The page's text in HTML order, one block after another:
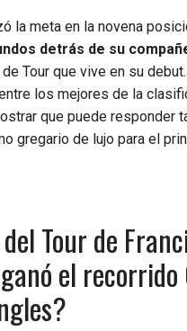
la meta en la novena
detrás de su
Tour que vive en su
los mejores de la
que puede responder
gregario de lujo para el
Tour de
el